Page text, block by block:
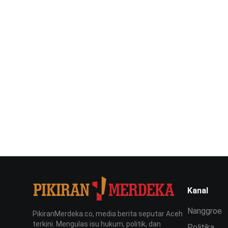
PikiranMerdeka.co, media berita seputar Aceh
terkini. Mengulas isu hukum, politik, dan
Kanal
Nanggroe